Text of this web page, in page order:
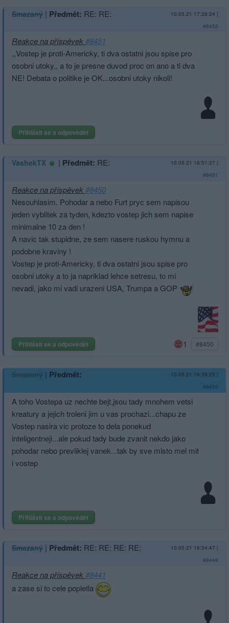
Smazaný | Předmět: RE: RE: 10.05.21 17:28:24 |
#8452
Reakce na příspěvek#8451
,,Vostep je proti-Americky, ti dva ostatni jsou spise pro
osobni utoky,, a to je presne duvod proc on ano a ti dva
NE! Debata o politike je OK...osobni utoky nikoli!
Přihlásit se a odpovědět
VashekTX | Předmět: RE: 10.05.21 16:51:27 |
#8451
Reakce na příspěvek#8450
Nesouhlasim. Pohodar a nebo Furt pryc sem napisou
jeden vyblitek za tyden, kdezto vostep jich sem napise
minimalne 10 za den !
A navic tak stupidne, ze sem nasere ruskou hymnu a
podobne kraviny !
Vostep je proti-Americky, ti dva ostatni jsou spise pro
osobni utoky a to ja napriklad lehce setresu, to mi
nevadi, jako mi vadi urazeni USA, Trumpa a GOP
Přihlásit se a odpovědět 1 #8450
Smazaný | Předmět: 10.05.21 16:39:25 |
#8450
A toho Vostepa uz nechte bejt,jsou tady mnohem vetsi
kreatury a jejich troleni jim u vas prochazi...chapu ze
Vostep nasira vic protoze to dela ponekud
inteligentneji­...ale pokud tady bude zvanit nekdo jako
pohodar nebo prevliklej vanek...tak by sve misto mel mit
i vostep
Přihlásit se a odpovědět
Smazaný | Předmět: RE: RE: RE: RE: 10.05.21 16:34:47 |
#8449
Reakce na příspěvek#8441
a zase si to cele popletla